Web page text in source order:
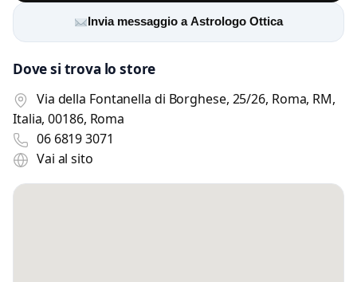
Invia messaggio a Astrologo Ottica
Dove si trova lo store
Via della Fontanella di Borghese, 25/26, Roma, RM,
Italia, 00186, Roma
06 6819 3071
Vai al sito
Scrivi a Astrologo Ottica